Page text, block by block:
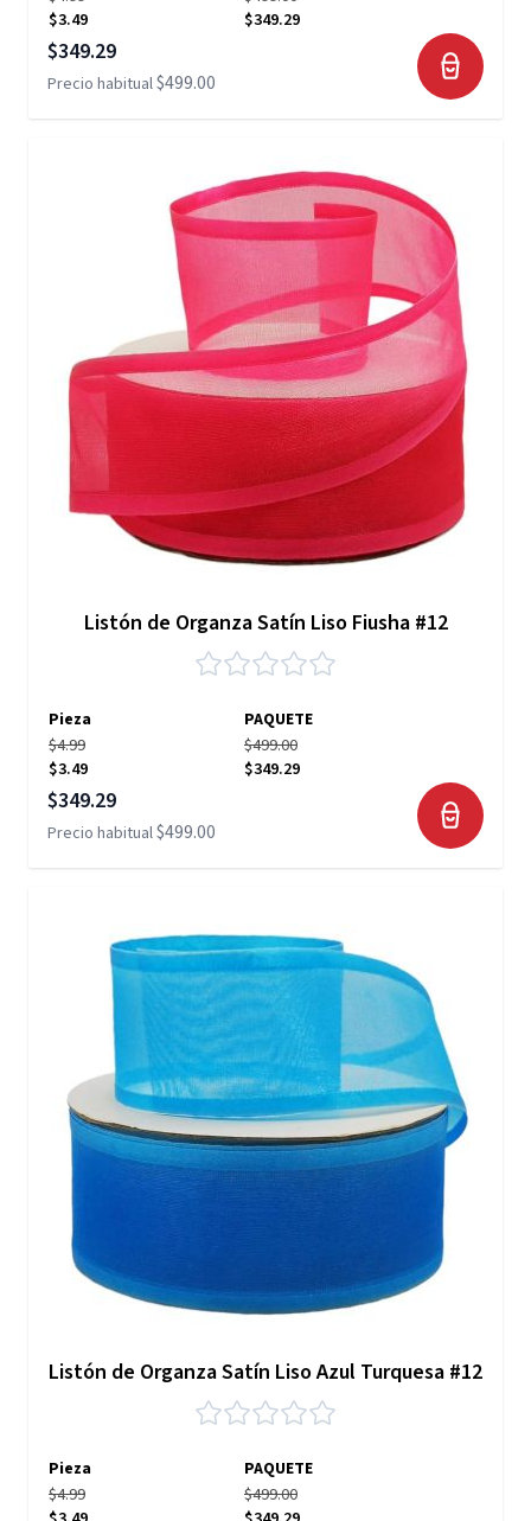
$3.49
$349.29
Precio especial
$349.29
Precio habitual$499.00
Listón de Organza Satín Liso Fiusha #12
Pieza
PAQUETE
$4.99
$3.49
$499.00
$349.29
Precio especial
$349.29
Precio habitual$499.00
Listón de Organza Satín Liso Azul Turquesa #12
Pieza
PAQUETE
$4.99
$499.00